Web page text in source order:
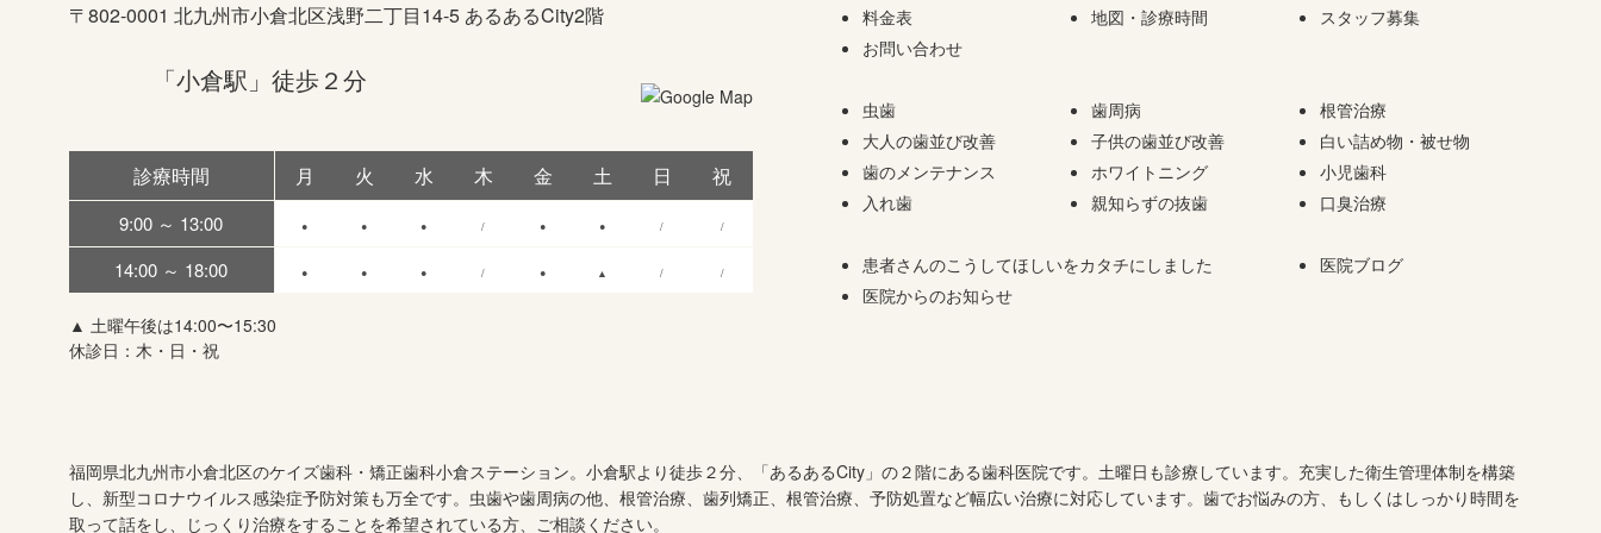
〒802-0001 北九州市小倉北区浅野二丁目14‐5 あるあるCity2階
「小倉駅」徒歩２分
診療時間 月 火 水 木 金 土 日 祝
9:00 ～ 13:00 ● ● ● / ● ● / /
14:00 ～ 18:00 ● ● ● / ● ▲ / /
▲ 土曜午後は14:00〜15:30
休診日：木・日・祝
料金表 地図・診療時間
スタッフ募集
お問い合わせ
虫歯 歯周病
根管治療
大人の歯並び改善
子供の歯並び改善
白い詰め物・被せ物
歯のメンテナンス
ホワイトニング
小児歯科
入れ歯
親知らずの抜歯 口臭治療
患者さんのこうしてほしいをカタチにしました
医院ブログ
医院からのお知らせ
福岡県北九州市小倉北区のケイズ歯科・矯正歯科小倉ステーション。小倉駅より徒歩２分、「あるあるCity」の２階にある歯科医院です。土曜日も診療しています。充実した衛生管理体制を構築
し、新型コロナウイルス感染症予防対策も万全です。虫歯や歯周病の他、根管治療、歯列矯正、根管治療、予防処置など幅広い治療に対応しています。歯でお悩みの方、もしくはしっかり時間を
取って話をし、じっくり治療をすることを希望されている方、ご相談ください。